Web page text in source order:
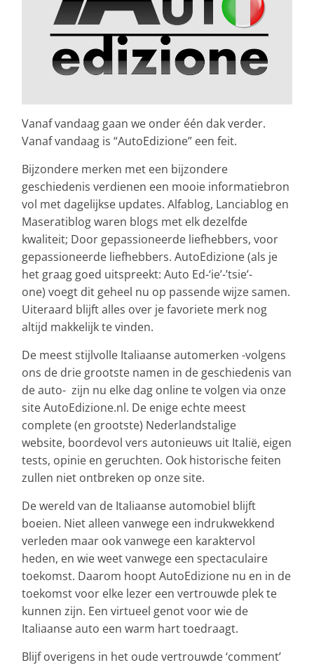
Vanaf vandaag gaan we onder één dak verder.
Vanaf vandaag is “AutoEdizione” een feit.
Bijzondere merken met een bijzondere
geschiedenis verdienen een mooie informatiebron
vol met dagelijkse updates. Alfablog, Lanciablog en
Maseratiblog waren blogs met elk dezelfde
kwaliteit; Door gepassioneerde liefhebbers, voor
gepassioneerde liefhebbers. AutoEdizione (als je
het graag goed uitspreekt: Auto Ed-‘ie’-’tsie’-
one) voegt dit geheel nu op passende wijze samen.
Uiteraard blijft alles over je favoriete merk nog
altijd makkelijk te vinden.
De meest stijlvolle Italiaanse automerken -volgens
ons de drie grootste namen in de geschiedenis van
de auto- zijn nu elke dag online te volgen via onze
site AutoEdizione.nl. De enige echte meest
complete (en grootste) Nederlandstalige
website, boordevol vers autonieuws uit Italië, eigen
tests, opinie en geruchten. Ook historische feiten
zullen niet ontbreken op onze site.
De wereld van de Italiaanse automobiel blijft
boeien. Niet alleen vanwege een indrukwekkend
verleden maar ook vanwege een karaktervol
heden, en wie weet vanwege een spectaculaire
toekomst. Daarom hoopt AutoEdizione nu en in de
toekomst voor elke lezer een vertrouwde plek te
kunnen zijn. Een virtueel genot voor wie de
Italiaanse auto een warm hart toedraagt.
Blijf overigens in het oude vertrouwde ‘comment’